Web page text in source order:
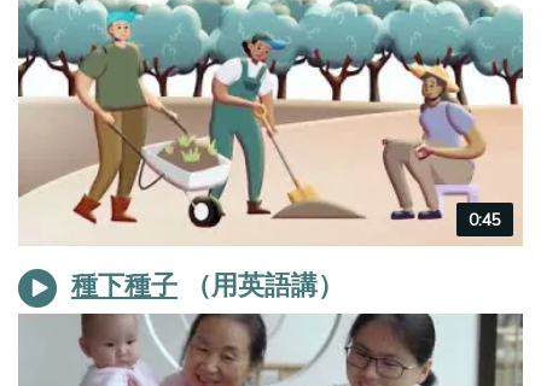
Video
duration
0:45
種下種子